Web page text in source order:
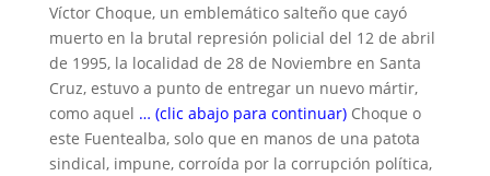
Víctor Choque, un emblemático salteño que cayó
muerto en la brutal represión policial del 12 de abril
de 1995, la localidad de 28 de Noviembre en Santa
Cruz, estuvo a punto de entregar un nuevo mártir,
como aquel … (clic abajo para continuar) Choque o
este Fuentealba, solo que en manos de una patota
sindical, impune, corroída por la corrupción política,